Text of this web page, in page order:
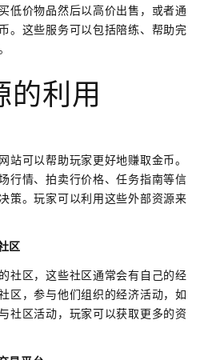
低价物品然后以高价出售，或者通
。这些服务可以包括陪练、帮助完
的利用
站可以帮助玩家更好地赚取金币。
行情、拍卖行价格、任务指南等信
策。玩家可以利用这些外部资源来
区
社区，这些社区通常会有自己的经
区，参与他们组织的经济活动，如
社区活动，玩家可以获取更多的资